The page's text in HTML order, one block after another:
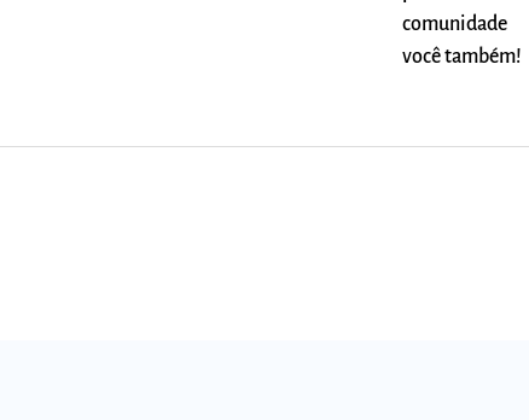
comunidade
você também!